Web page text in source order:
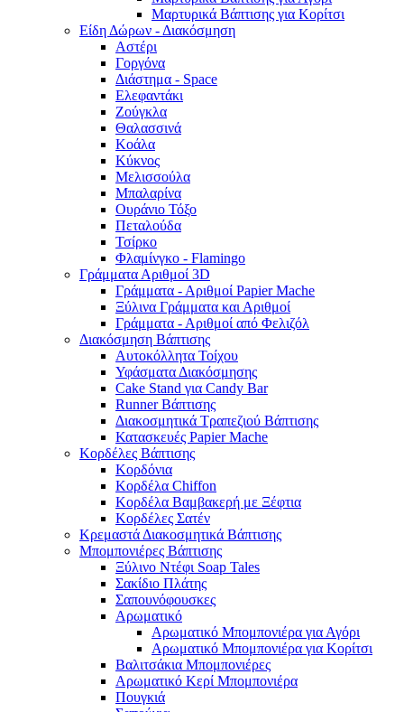
Μαρτυρικά Βάπτισης για Κορίτσι
Είδη Δώρων - Διακόσμηση
Αστέρι
Γοργόνα
Διάστημα - Space
Ελεφαντάκι
Ζούγκλα
Θαλασσινά
Κοάλα
Κύκνος
Μελισσούλα
Μπαλαρίνα
Ουράνιο Τόξο
Πεταλούδα
Τσίρκο
Φλαμίνγκο - Flamingo
Γράμματα Αριθμοί 3D
Γράμματα - Αριθμοί Papier Mache
Ξύλινα Γράμματα και Αριθμοί
Γράμματα - Αριθμοί από Φελιζόλ
Διακόσμηση Βάπτισης
Αυτοκόλλητα Τοίχου
Υφάσματα Διακόσμησης
Cake Stand για Candy Bar
Runner Βάπτισης
Διακοσμητικά Τραπεζιού Βάπτισης
Κατασκευές Papier Mache
Κορδέλες Βάπτισης
Κορδόνια
Κορδέλα Chiffon
Κορδέλα Βαμβακερή με Ξέφτια
Κορδέλες Σατέν
Κρεμαστά Διακοσμητικά Βάπτισης
Μπομπονιέρες Βάπτισης
Ξύλινο Ντέφι Soap Tales
Σακίδιο Πλάτης
Σαπουνόφουσκες
Αρωματικό
Αρωματικό Μπομπονιέρα για Αγόρι
Αρωματικό Μπομπονιέρα για Κορίτσι
Βαλιτσάκια Μπομπονιέρες
Αρωματικό Κερί Μπομπονιέρα
Πουγκιά